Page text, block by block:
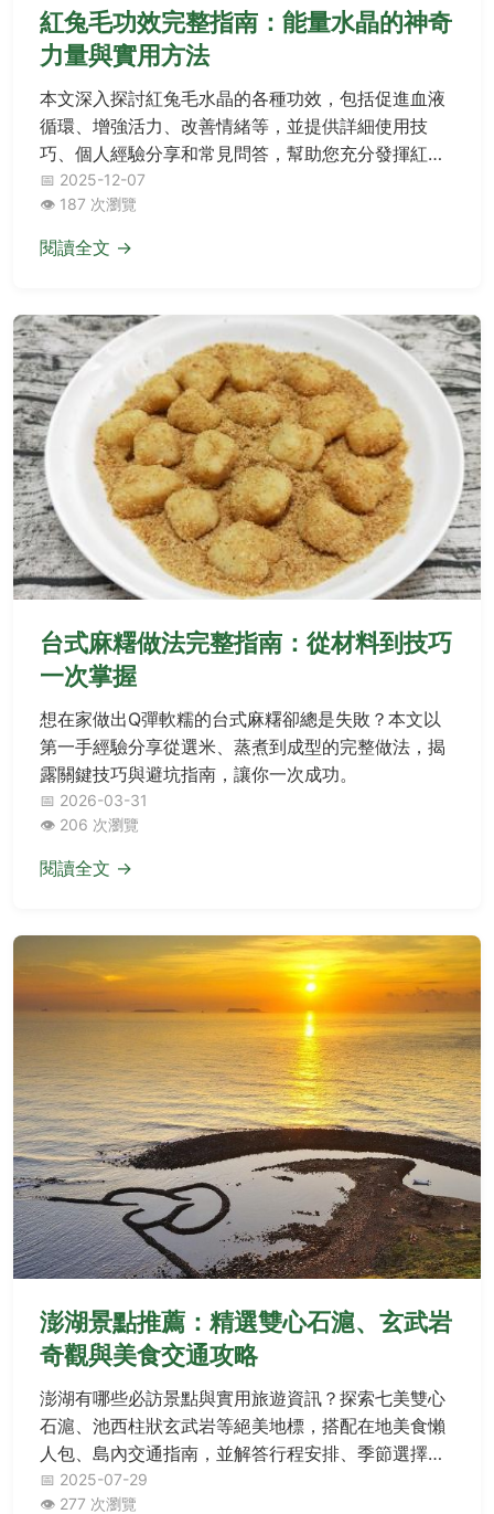
紅兔毛功效完整指南：能量水晶的神奇
力量與實用方法
本文深入探討紅兔毛水晶的各種功效，包括促進血液
循環、增強活力、改善情緒等，並提供詳細使用技
巧、個人經驗分享和常見問答，幫助您充分發揮紅兔
毛的效益，選擇適合自己的能量石。
📅 2025-12-07
👁️ 187 次瀏覽
閱讀全文 →
台式麻糬做法完整指南：從材料到技巧
一次掌握
想在家做出Q彈軟糯的台式麻糬卻總是失敗？本文以
第一手經驗分享從選米、蒸煮到成型的完整做法，揭
露關鍵技巧與避坑指南，讓你一次成功。
📅 2026-03-31
👁️ 206 次瀏覽
閱讀全文 →
澎湖景點推薦：精選雙心石滬、玄武岩
奇觀與美食交通攻略
澎湖有哪些必訪景點與實用旅遊資訊？探索七美雙心
石滬、池西柱狀玄武岩等絕美地標，搭配在地美食懶
人包、島內交通指南，並解答行程安排、季節選擇等
疑問，助你輕鬆規劃完美旅程！
📅 2025-07-29
👁️ 277 次瀏覽